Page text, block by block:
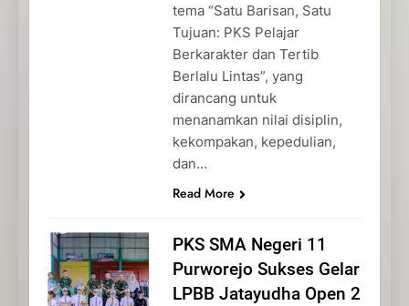
tema “Satu Barisan, Satu
Tujuan: PKS Pelajar
Berkarakter dan Tertib
Berlalu Lintas”, yang
dirancang untuk
menanamkan nilai disiplin,
kekompakan, kepedulian,
dan…
Read More
PKS SMA Negeri 11
Purworejo Sukses Gelar
LPBB Jatayudha Open 2